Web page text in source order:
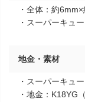
・全体：約
・スーパーキュ
地金・素材
・スーパーキュ
・地金：K18YG